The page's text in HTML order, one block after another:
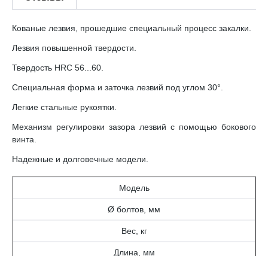
Кованые лезвия, прошедшие специальный процесс закалки.
Лезвия повышенной твердости.
Твердость HRC 56...60.
Специальная форма и заточка лезвий под углом 30°.
Легкие стальные рукоятки.
Механизм регулировки зазора лезвий с помощью бокового
винта.
Надежные и долговечные модели.
Модель
Ø болтов, мм
Вес, кг
Длина, мм